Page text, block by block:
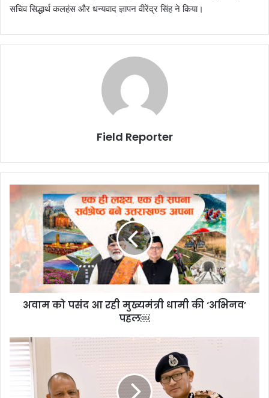
सचिव सिद्धार्थ कलहंस और धन्यवाद ज्ञापन वीरेंद्र सिंह ने किया।
Field Reporter
को
पसंद
आ
रही
मुख्यमंत्री
धामी
की
‘अभिनव’
अवाम को पसंद आ रही मुख्यमंत्री धामी की ‘अभिनव’
पहल￼
उत्तराखंड
कैडर
के
आईपीएस